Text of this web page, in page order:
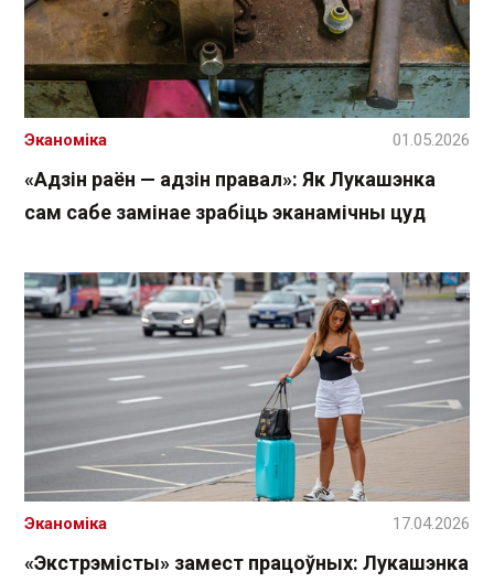
«Адзін раён — адзін правал»: Як Лукашэнка
сам сабе замінае зрабіць эканамічны цуд
Эканоміка 01.05.2026
«Экстрэмісты» замест працоўных: Лукашэнка
Эканоміка 17.04.2026